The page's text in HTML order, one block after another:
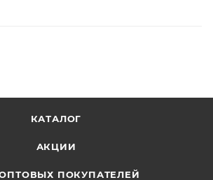
КАТАЛОГ
АКЦИИ
ПОКУПАТЕЛЕЙ